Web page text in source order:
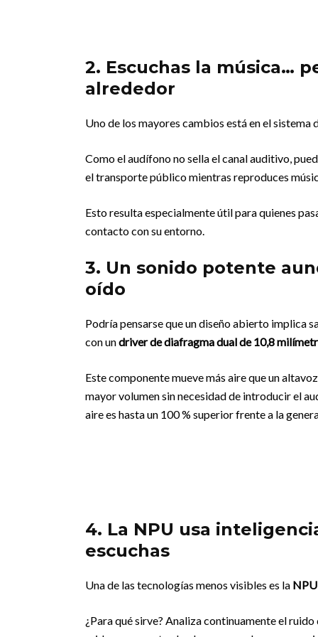
2. Escuchas la música…
alrededor
Uno de los mayores cambios está en el sistema
Como el audífono no sella el canal auditivo,
el transporte público mientras reproduces
Esto resulta especialmente útil para quienes
contacto con su entorno.
3. Un sonido potente
oído
Podría pensarse que un diseño abierto implica
con undriver de diafragma dual de 10,8
Este componente mueve más aire que un
mayor volumen sin necesidad de introducir el
aire es hasta un 100 % superior frente a la
4. La NPU usa
escuchas
Una de las tecnologías menos visibles es la NPU
¿Para qué sirve? Analiza continuamente el